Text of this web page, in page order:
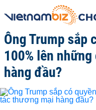
Ông Trump sắp
100% lên
hàng đầu?